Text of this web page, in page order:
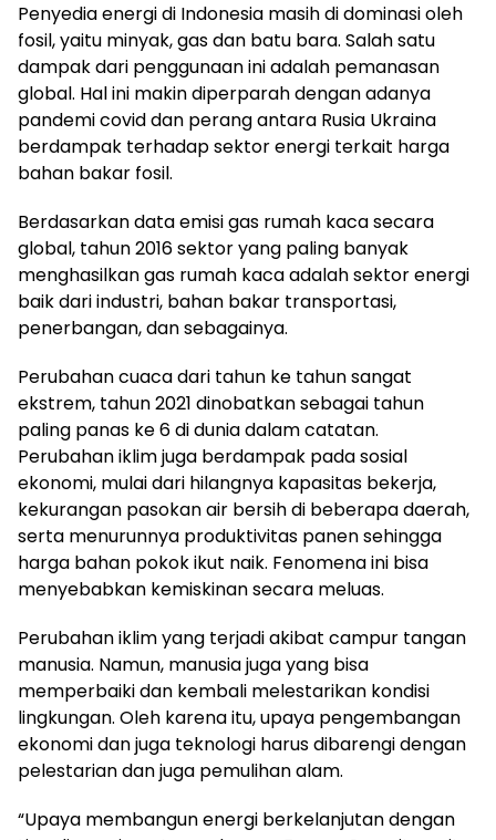
Penyedia energi di Indonesia masih di dominasi oleh
fosil, yaitu minyak, gas dan batu bara. Salah satu
dampak dari penggunaan ini adalah pemanasan
global. Hal ini makin diperparah dengan adanya
pandemi covid dan perang antara Rusia Ukraina
berdampak terhadap sektor energi terkait harga
bahan bakar fosil.
Berdasarkan data emisi gas rumah kaca secara
global, tahun 2016 sektor yang paling banyak
menghasilkan gas rumah kaca adalah sektor energi
baik dari industri, bahan bakar transportasi,
penerbangan, dan sebagainya.
Perubahan cuaca dari tahun ke tahun sangat
ekstrem, tahun 2021 dinobatkan sebagai tahun
paling panas ke 6 di dunia dalam catatan.
Perubahan iklim juga berdampak pada sosial
ekonomi, mulai dari hilangnya kapasitas bekerja,
kekurangan pasokan air bersih di beberapa daerah,
serta menurunnya produktivitas panen sehingga
harga bahan pokok ikut naik. Fenomena ini bisa
menyebabkan kemiskinan secara meluas.
Perubahan iklim yang terjadi akibat campur tangan
manusia. Namun, manusia juga yang bisa
memperbaiki dan kembali melestarikan kondisi
lingkungan. Oleh karena itu, upaya pengembangan
ekonomi dan juga teknologi harus dibarengi dengan
pelestarian dan juga pemulihan alam.
“Upaya membangun energi berkelanjutan dengan